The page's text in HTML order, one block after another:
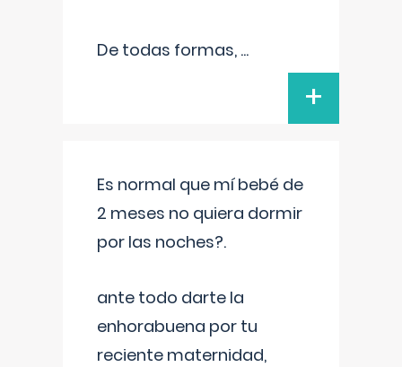
De todas formas, ...
+
Es normal que mí bebé de
2 meses no quiera dormir
por las noches?.
ante todo darte la
enhorabuena por tu
reciente maternidad,